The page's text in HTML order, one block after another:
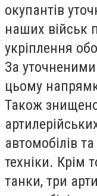
окупантів
наших військ
укріплення
За
цьому
Також
автомобілів
техніки. Крім
танки, три